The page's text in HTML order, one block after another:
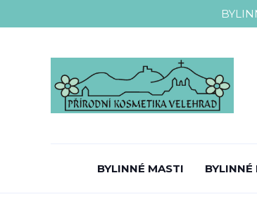
BYLINNÉ MASTI BYLINNÉ